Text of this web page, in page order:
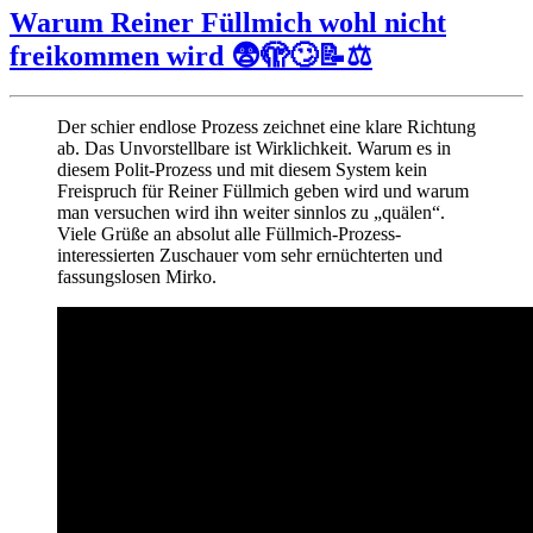
COMPACT
–
LIVE
UNZENSIERT
Warum Reiner Füllmich wohl nicht
freikommen wird 😨🫣🙄📝⚖️
Der schier endlose Prozess zeichnet eine klare Richtung
ab. Das Unvorstellbare ist Wirklichkeit. Warum es in
diesem Polit-Prozess und mit diesem System kein
Freispruch für Reiner Füllmich geben wird und warum
man versuchen wird ihn weiter sinnlos zu „quälen“.
Viele Grüße an absolut alle Füllmich-Prozess-
interessierten Zuschauer vom sehr ernüchterten und
fassungslosen Mirko.